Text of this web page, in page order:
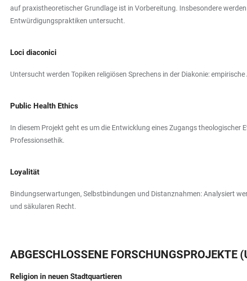
auf praxistheoretischer Grundlage ist in Vorbereitung. Insbesondere
Entwürdigungspraktiken untersucht.
Loci diaconici
Untersucht werden Topiken religiösen Sprechens in der Diakonie:
Public Health Ethics
In diesem Projekt geht es um die Entwicklung eines Zugangs
Professionsethik.
Loyalität
Bindungserwartungen, Selbstbindungen und Distanznahmen: Analysiert
und säkularen Recht.
ABGESCHLOSSENE FORSCHUNGSPROJEKTE
Religion in neuen Stadtquartieren